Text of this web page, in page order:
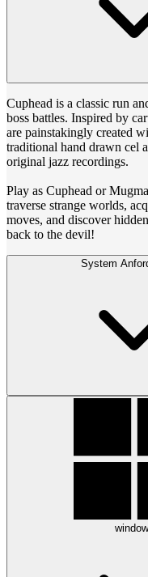
Cuphead is a classic run
boss battles. Inspired by
are painstakingly created
traditional hand drawn cel
original jazz recordings.
Play as Cuphead or
traverse strange worlds,
moves, and discover
back to the devil!
System